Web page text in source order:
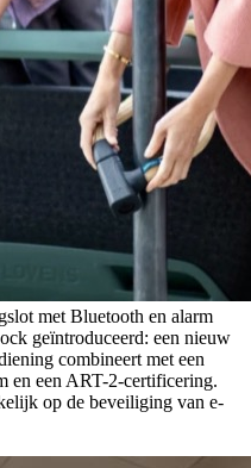
met Bluetooth en alarm
geïntroduceerd: een nieuw
combineert met een
en een ART-2-certificering.
op de beveiliging van e-